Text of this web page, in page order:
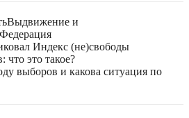
Выдвижение и
Индекс (не)свободы
что это такое?
выборов и какова ситуация по